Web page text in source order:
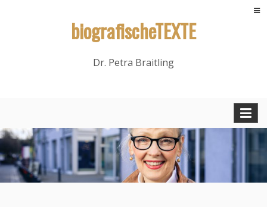
biografischeTEXTE
Dr. Petra Braitling